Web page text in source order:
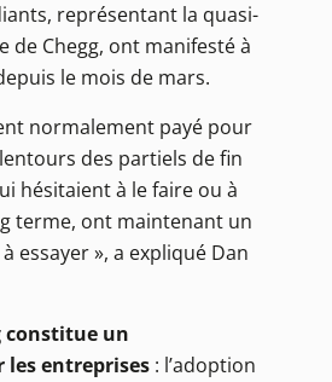
représentant la quasi-
de Chegg, ont manifesté à
le mois de mars.
normalement payé pour
des partiels de fin
hésitaient à le faire ou à
terme, ont maintenant un
essayer », a expliqué Dan
constitue un
entreprises : l’adoption